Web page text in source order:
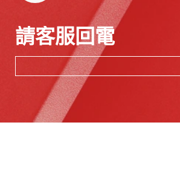
請客服回電